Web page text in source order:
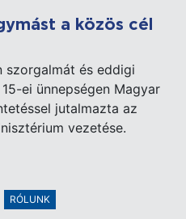
a közös cél
szorgalmát és eddigi
ei ünnepségen Magyar
jutalmazta az
vezetése.
RÓLUNK